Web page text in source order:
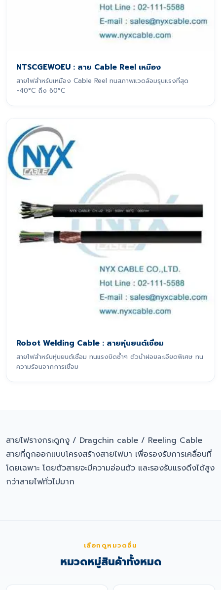
NTSCGEWOEU : สาย Cable Reel เหมือง
สายไฟสำหรับเหมือง Cable Reel ทนสภาพแวดล้อมรุนแรงที่สุด
-40°C ถึง 60°C
Robot Welding Cable : สายหุ่นยนต์เชื่อม
สายไฟสำหรับหุ่นยนต์เชื่อม ทนแรงบิดซ้ำๆ ตัวนำฝอยละเอียดพิเศษ ทน
ความร้อนจากการเชื่อม
สายไฟรางกระดูกงู / Dragchin cable / Reeling Cable
สายที่ถูกออกแบบโครงสร้างสายไฟมา เพื่อรองรับการเคลื่อนที่
โดยเฉพาะ โดยตัวสายจะมีความอ่อนตัว และรองรับแรงดึงได้สูง
กว่าสายไฟทั่วไปมาก
เลือกดูหมวดอื่น
หมวดหมู่สินค้าทั้งหมด